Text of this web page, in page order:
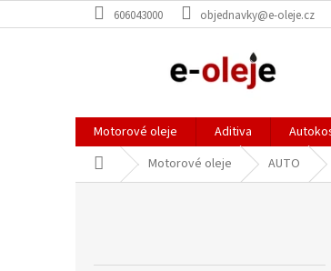
na
606043000 objednavky@e-oleje.cz
Motorové oleje Aditiva
Domů Motorové oleje AUTO